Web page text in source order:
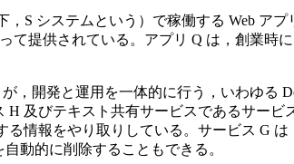
S システムという）で稼働する Web ア
て提供されている。アプリ Q は，創業
，開発と運用を一体的に行う，いわゆる
及びテキスト共有サービスであるサー
情報をやり取りしている。サービス G
動的に削除することもできる。